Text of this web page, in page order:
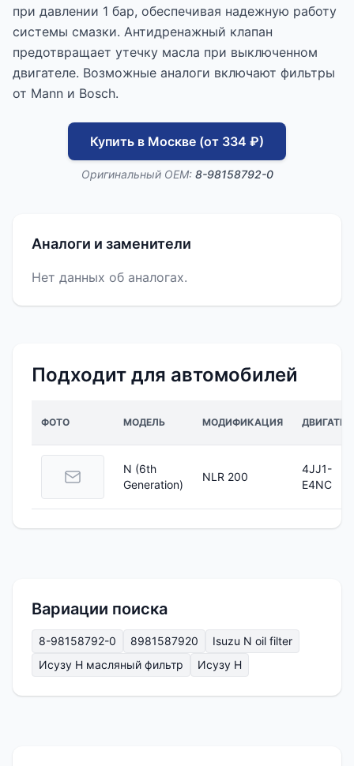
при давлении 1 бар, обеспечивая надежную работу
системы смазки. Антидренажный клапан
предотвращает утечку масла при выключенном
двигателе. Возможные аналоги включают фильтры
от Mann и Bosch.
Купить в Москве (от 334 ₽)
Оригинальный OEM: 8-98158792-0
Аналоги и заменители
Нет данных об аналогах.
Подходит для автомобилей
ФОТО МОДЕЛЬ МОДИФИКАЦИЯ
N (6th
Generation)
NLR 200
4JJ1-
E4NC
Вариации поиска
8-98158792-0 8981587920
Isuzu N oil filter
Исузу Н масляный фильтр
Исузу Н